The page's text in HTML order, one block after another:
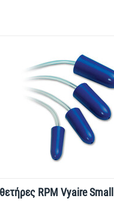
RPM Vyaire Small